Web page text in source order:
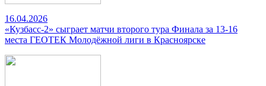
16.04.2026
«Кузбасс-2» сыграет матчи второго тура Финала за 13-16
места ГЕОТЕК Молодёжной лиги в Красноярске